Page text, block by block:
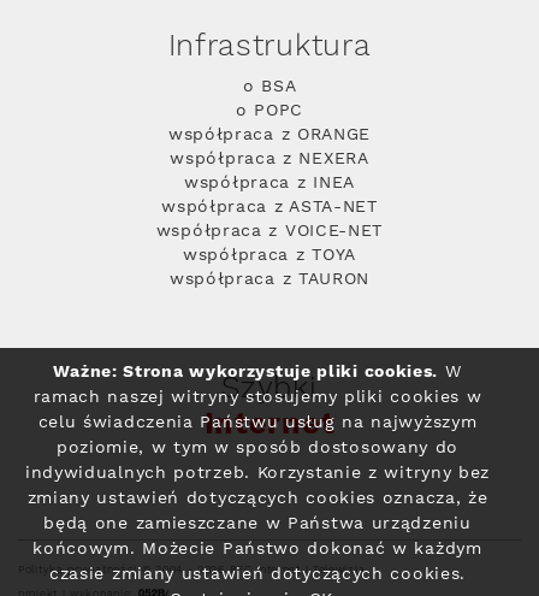
Infrastruktura
o BSA
o POPC
współpraca z ORANGE
współpraca z NEXERA
współpraca z INEA
współpraca z ASTA-NET
współpraca z VOICE-NET
współpraca z TOYA
współpraca z TAURON
Szybki
Internet
Polityka prywatności© 2004 - 2026 RFC Internet i Telewizja
Ważne: Strona wykorzystuje pliki cookies. W
ramach naszej witryny stosujemy pliki cookies w
celu świadczenia Państwu usług na najwyższym
poziomie, w tym w sposób dostosowany do
indywidualnych potrzeb. Korzystanie z witryny bez
zmiany ustawień dotyczących cookies oznacza, że
będą one zamieszczane w Państwa urządzeniu
końcowym. Możecie Państwo dokonać w każdym
czasie zmiany ustawień dotyczących cookies.